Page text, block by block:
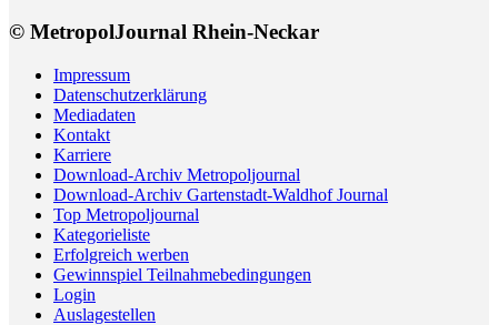
© MetropolJournal Rhein-Neckar
Impressum
Datenschutzerklärung
Mediadaten
Kontakt
Karriere
Download-Archiv Metropoljournal
Download-Archiv Gartenstadt-Waldhof Journal
Top Metropoljournal
Kategorieliste
Erfolgreich werben
Gewinnspiel Teilnahmebedingungen
Login
Auslagestellen